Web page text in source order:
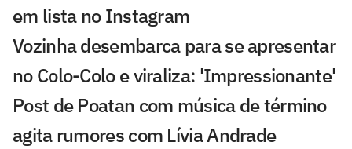
em lista no Instagram
Vozinha desembarca para se apresentar
no Colo-Colo e viraliza: 'Impressionante'
Post de Poatan com música de término
agita rumores com Lívia Andrade